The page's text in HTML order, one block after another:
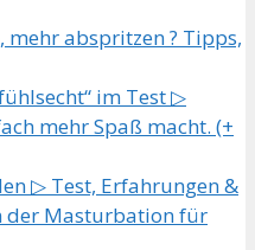
mehr abspritzen ? Tipps,
im Test ▷
mehr Spaß macht. (+
▷ Test, Erfahrungen &
der Masturbation für